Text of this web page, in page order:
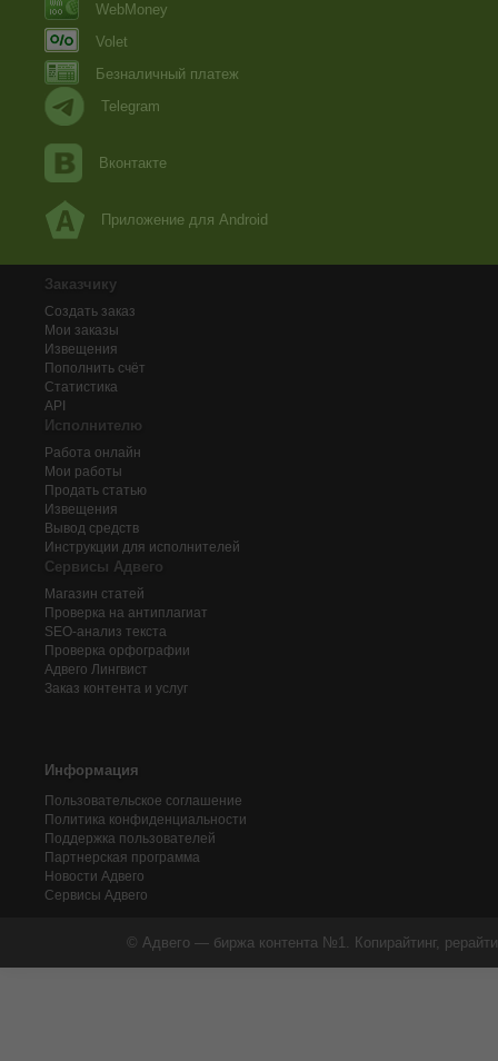
WebMoney
Volet
Безналичный платеж
Telegram
Вконтакте
Приложение для Android
Заказчику
Создать заказ
Мои заказы
Извещения
Пополнить счёт
Статистика
API
Исполнителю
Работа онлайн
Мои работы
Продать статью
Извещения
Вывод средств
Инструкции для исполнителей
Сервисы Адвего
Магазин статей
Проверка на антиплагиат
SEO-анализ текста
Проверка орфографии
Адвего Лингвист
Заказ контента и услуг
Информация
Пользовательское соглашение
Политика конфиденциальности
Поддержка пользователей
Партнерская программа
Новости Адвего
Сервисы Адвего
© Адвего — биржа контента №1. Копирайтинг,